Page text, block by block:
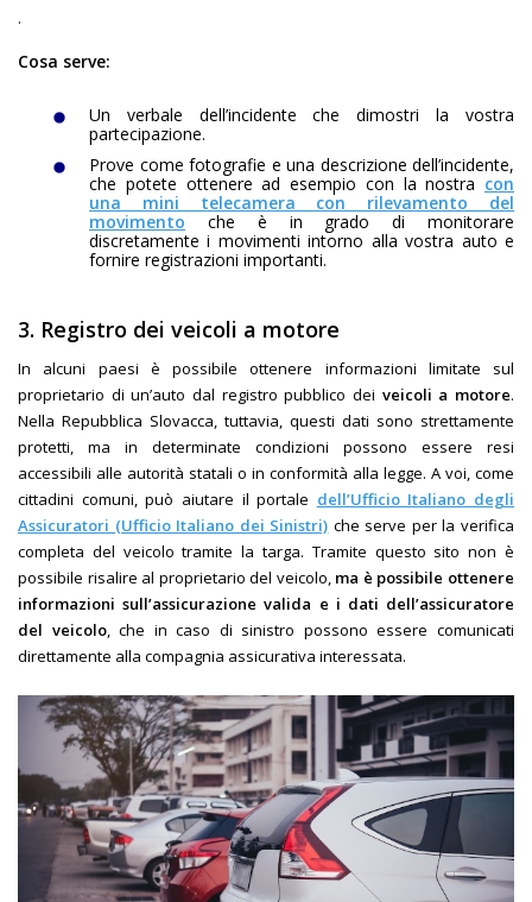
.
Cosa serve:
Un verbale dell’incidente che dimostri la vostra
partecipazione.
Prove come fotografie e una descrizione dell’incidente,
che potete ottenere ad esempio con la nostra con
una mini telecamera con rilevamento del
movimento che è in grado di monitorare
discretamente i movimenti intorno alla vostra auto e
fornire registrazioni importanti.
3. Registro dei veicoli a motore
In alcuni paesi è possibile ottenere informazioni limitate sul
proprietario di un’auto dal registro pubblico dei veicoli a motore.
Nella Repubblica Slovacca, tuttavia, questi dati sono strettamente
protetti, ma in determinate condizioni possono essere resi
accessibili alle autorità statali o in conformità alla legge. A voi, come
cittadini comuni, può aiutare il portale dell’Ufficio Italiano degli
Assicuratori (Ufficio Italiano dei Sinistri) che serve per la verifica
completa del veicolo tramite la targa. Tramite questo sito non è
possibile risalire al proprietario del veicolo,ma è possibile ottenere
informazioni sull’assicurazione valida e i dati dell’assicuratore
del veicolo, che in caso di sinistro possono essere comunicati
direttamente alla compagnia assicurativa interessata.